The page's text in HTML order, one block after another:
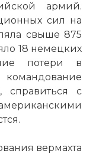
армий.
сил на
свыше 875
18 немецких
потери в
справиться с
вермахта